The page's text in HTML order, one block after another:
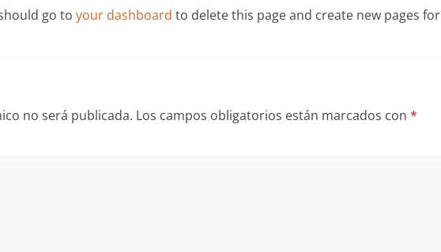
go to your dashboard to delete this page and create new pages for
no será publicada. Los campos obligatorios están marcados con *